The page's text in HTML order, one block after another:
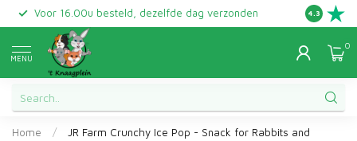
Voor 16.00u besteld, dezelfde dag verzonden Gratis
4.3
MENU
0
Home /
JR Farm Crunchy Ice Pop - Snack for Rabbits and